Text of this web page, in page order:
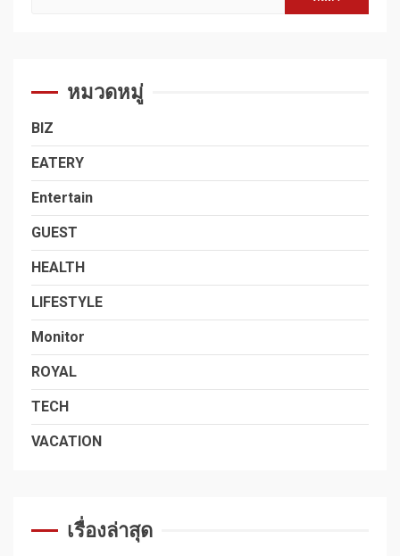
หมวดหมู่
BIZ
EATERY
Entertain
GUEST
HEALTH
LIFESTYLE
Monitor
ROYAL
TECH
VACATION
เรื่องล่าสุด